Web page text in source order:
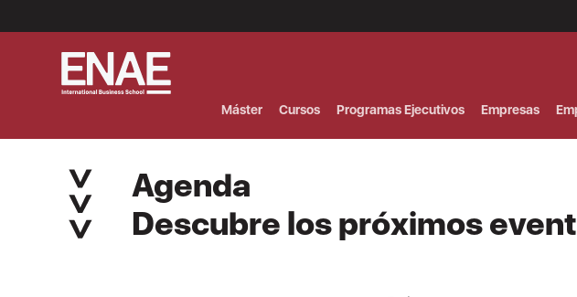
Máster Cursos Programas Ejecutivos Empresas
Agenda
Descubre los próximos